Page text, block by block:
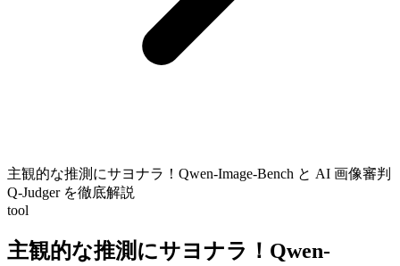
主観的な推測にサヨナラ！Qwen-Image-Bench と AI 画像審判
Q-Judger を徹底解説
tool
主観的な推測にサヨナラ！Qwen-